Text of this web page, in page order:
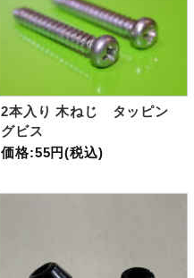
2本入り 木ねじ タッピン
グビス
価格:55円(税込)